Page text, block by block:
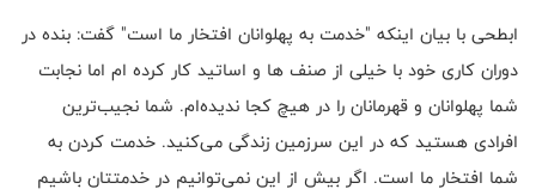
ابطحی با بیان اینکه "خدمت به پهلوانان افتخار ما است" گفت: بنده در
دوران کاری خود با خیلی از صنف ها و اساتید کار کرده ام اما نجابت
شما پهلوانان و قهرمانان را در هیچ کجا ندیده‌ام. شما نجیب‌ترین
افرادی هستید که در این سرزمین زندگی می‌کنید. خدمت کردن به
شما افتخار ما است. اگر بیش از این نمی‌توانیم در خدمتتان باشیم